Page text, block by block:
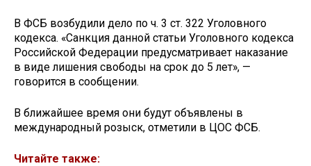
В ФСБ возбудили дело по ч. 3 ст. 322 Уголовного
кодекса. «Санкция данной статьи Уголовного кодекса
Российской Федерации предусматривает наказание
в виде лишения свободы на срок до 5 лет», —
говорится в сообщении.
В ближайшее время они будут объявлены в
международный розыск, отметили в ЦОС ФСБ.
Читайте также: